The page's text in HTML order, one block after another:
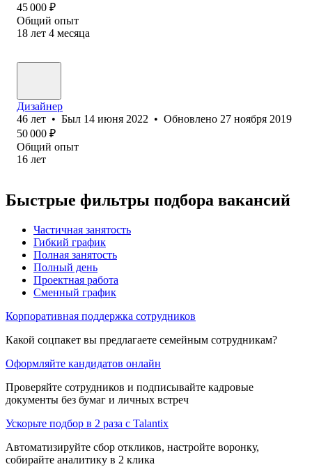
45 000 ₽
Общий опыт
18 лет 4 месяца
Дизайнер
46 лет • Был 14 июня 2022 • Обновлено 27 ноября 2019
50 000 ₽
Общий опыт
16 лет
Быстрые фильтры подбора вакансий
Частичная занятость
Гибкий график
Полная занятость
Полный день
Проектная работа
Сменный график
Корпоративная поддержка сотрудников
Какой соцпакет вы предлагаете семейным сотрудникам?
Оформляйте кандидатов онлайн
Проверяйте сотрудников и подписывайте кадровые
документы без бумаг и личных встреч
Ускорьте подбор в 2 раза с Talantix
Автоматизируйте сбор откликов, настройте воронку,
собирайте аналитику в 2 клика